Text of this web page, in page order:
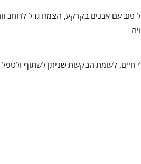
טוב עם אבנים בקרקע, הצמח גדל לרוחב
לעומת הבקעות שניתן לשתוף ולטפל